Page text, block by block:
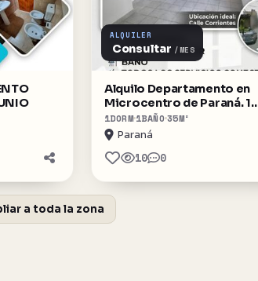
ALQUILER
Consultar /MES
Alquilo Departamento en
Microcentro de Paraná. 1
dormitorio. Todos los
servicios.
1DORM 1BAÑO35M²
Paraná
10 0
a toda la zona